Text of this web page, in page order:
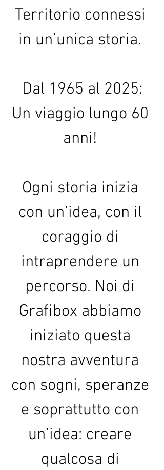
Territorio connessi
in un’unica storia.
Dal 1965 al 2025:
Un viaggio lungo 60
anni!
Ogni storia inizia
con un’idea, con il
coraggio di
intraprendere un
percorso. Noi di
Grafibox abbiamo
iniziato questa
nostra avventura
con sogni, speranze
e soprattutto con
un’idea: creare
qualcosa di